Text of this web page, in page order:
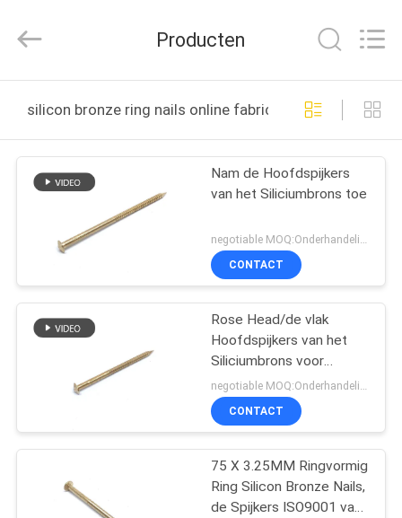
PRODUCTEN
ONGEVEER
FABRIEKSREIS
KWALITEITSCONTROLE
ONS
VERZOEK
License.
Producten
silicon bronze ring nails online fabricage
Nam de Hoofdspijkers
van het Siliciumbrons toe
negotiable MOQ:Onderhandeling
CONTACT
Rose Head/de vlak
Hoofdspijkers van het
Siliciumbrons voor
Houten Project 50 X
2.8MM
CONTACT
75 X 3.25MM Ringvormig
Ring Silicon Bronze Nails,
de Spijkers ISO9001 van